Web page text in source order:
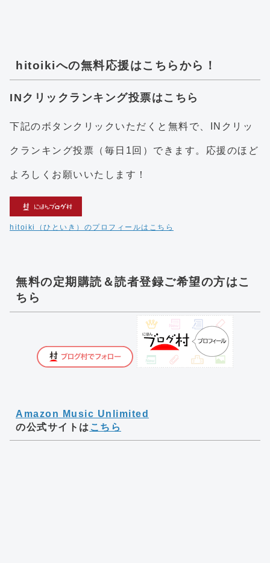
hitoikiへの無料応援はこちらから！
INクリックランキング投票はこちら
下記のボタンクリックいただくと無料で、INクリッ
クランキング投票（毎日1回）できます。応援のほど
よろしくお願いいたします！
hitoiki（ひといき）のプロフィールはこちら
無料の定期購読＆読者登録ご希望の方はこ
ちら
Amazon Music Unlimited
の公式サイトは こちら